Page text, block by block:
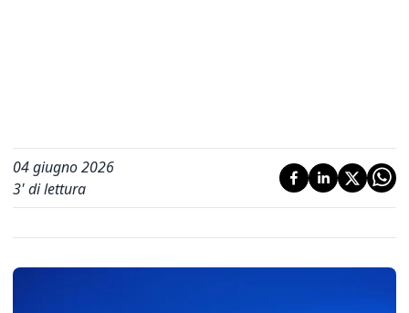
04 giugno 2026
3' di lettura